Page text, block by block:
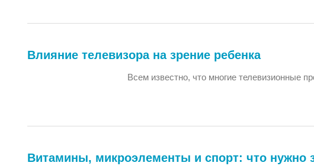
Влияние телевизора на зрение ребенка
Всем известно, что многие телевизионные
Витамины, микроэлементы и спорт: что нужно